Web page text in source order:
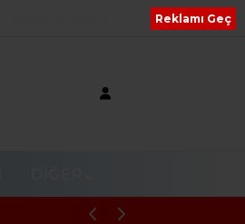
BAŞKAN ÇİÇEK DAHİL 16 ŞÜPHELİYE
Reklamı Geç